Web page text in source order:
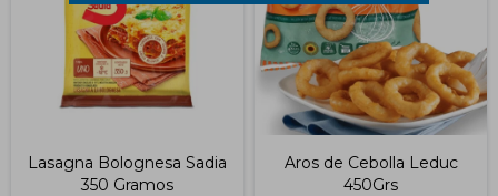
Lasagna Bolognesa Sadia
350 Gramos
Aros de Cebolla Leduc
450Grs